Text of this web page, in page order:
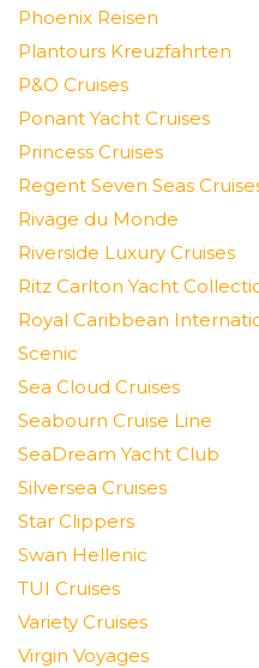
Phoenix Reisen
Plantours Kreuzfahrten
P&O Cruises
Ponant Yacht Cruises
Princess Cruises
Regent Seven Seas
Rivage du Monde
Riverside Luxury Cruises
Ritz Carlton Yacht
Royal Caribbean
Scenic
Sea Cloud Cruises
Seabourn Cruise Line
SeaDream Yacht Club
Silversea Cruises
Star Clippers
Swan Hellenic
TUI Cruises
Variety Cruises
Virgin Voyages